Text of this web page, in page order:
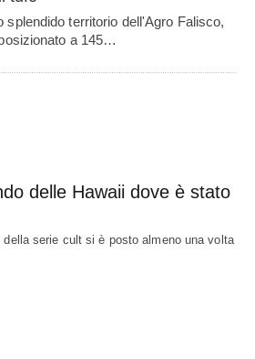
splendido territorio dell'Agro Falisco,
a 145…
delle Hawaii dove è stato
della serie cult si è posto almeno una volta